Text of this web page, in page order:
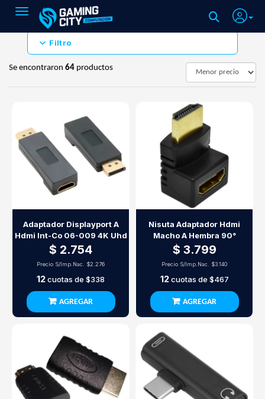
Toggle navigation
Filtro
Se encontraron 64 productos
Adaptador Displayport A
Hdmi Int-Co 06-009 4K Uhd
$ 2.754
Precio S/Imp.Nac. $2.276
12cuotas de $338
AGREGAR
Nisuta Adaptador Hdmi
Macho A Hembra 90°
$ 3.799
Precio S/Imp.Nac. $3.140
12cuotas de $467
AGREGAR